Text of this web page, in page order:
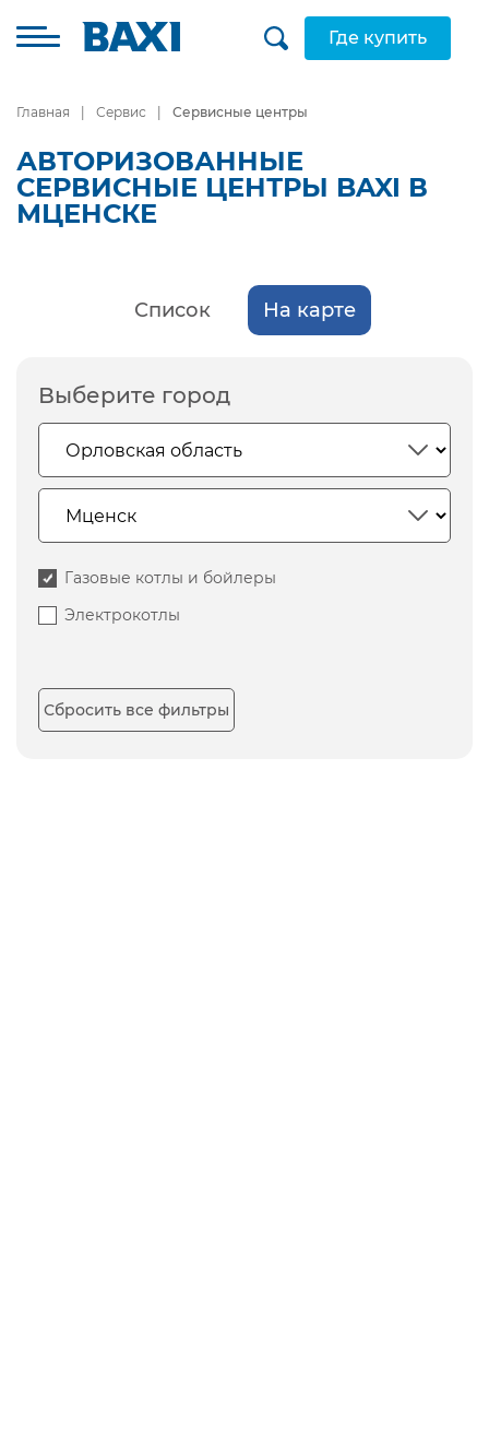
Где купить
Главная Сервис Сервисные центры
АВТОРИЗОВАННЫЕ
СЕРВИСНЫЕ ЦЕНТРЫ BAXI В
МЦЕНСКЕ
Список На карте
Выберите город
Газовые котлы и бойлеры
Электрокотлы
Сбросить все фильтры